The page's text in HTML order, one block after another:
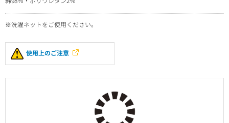
※洗濯ネットをご使用ください。
使用上のご注意